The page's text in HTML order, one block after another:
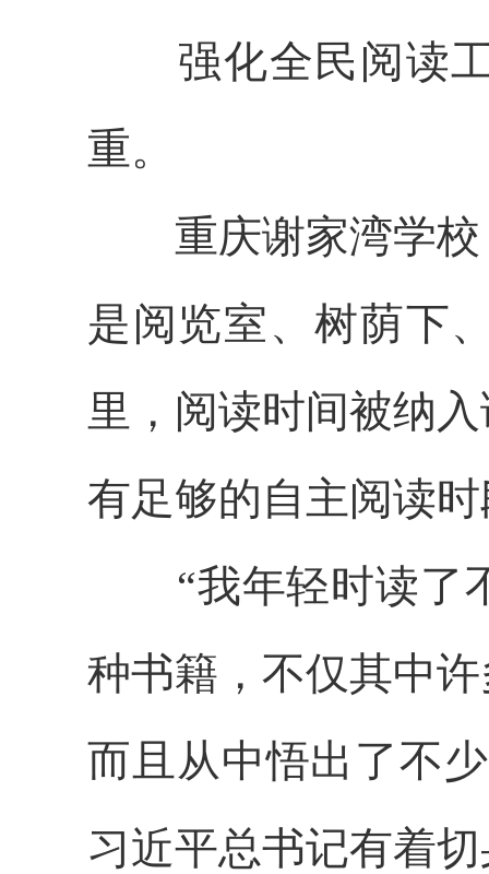
强化全民阅读工
重。
重庆谢家湾学校
是阅览室、树荫下
里，阅读时间被纳
有足够的自主阅读
“我年轻时读了不
种书籍，不仅其中
而且从中悟出了不
习近平总书记有着